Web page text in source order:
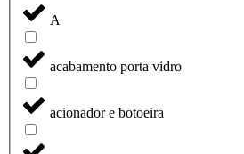
A
acabamento porta vidro
acionador e botoeira